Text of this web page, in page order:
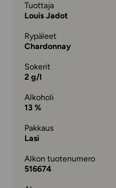
Tuottaja
Louis Jadot
Rypäleet
Chardonnay
Sokerit
2 g/l
Alkoholi
13 %
Pakkaus
Lasi
Alkon tuotenumero
516674